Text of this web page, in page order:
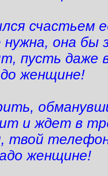
счастьем
она бы
пусть даже
женщине!
и ждет в
твой
женщине!